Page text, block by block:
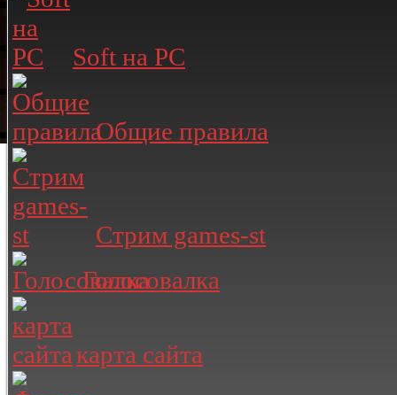
Soft на PC
Общие правила
Стрим games-st
Голосовалка
карта сайта